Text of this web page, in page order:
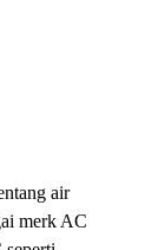
air
merk AC